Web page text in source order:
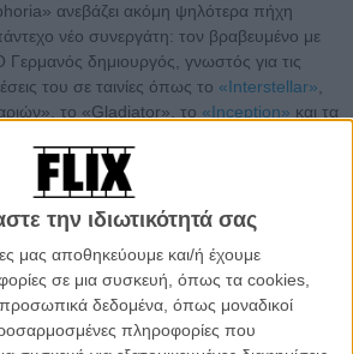
την ιδιωτικότητά σας
μας αποθηκεύουμε και/ή έχουμε
σε μια συσκευή, όπως τα cookies,
προσωπικά δεδομένα, όπως μοναδικοί
πληροφορίες που
ανεβάζει ακόμη ψηλότερα πήχη
νέο συνεργάτη: τον βραβευμένο με
δημιουργός, γνωστός για τις
του σε ταινίες όπως το «Interstellar»
το «Gladiator», το «Inception» και τα
έπος που φέρει την υπογραφή του
το σενάριο της 3ης σεζόν του
Σουίνι;
έρχεται να συμπληρώσει το πρωτότυπο
για τις δύο πρώτες σεζόν ο Labrinth, του